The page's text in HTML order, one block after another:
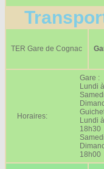
TER Gare de Cognac
Horaires:
Gare :
Lundi
Lundi
18h30
18h00